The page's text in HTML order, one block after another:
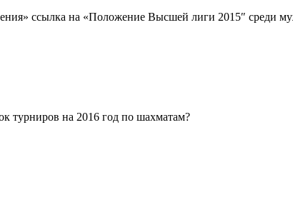
ссылка на «Положение Высшей лиги 2015″ среди
турниров на 2016 год по шахматам?